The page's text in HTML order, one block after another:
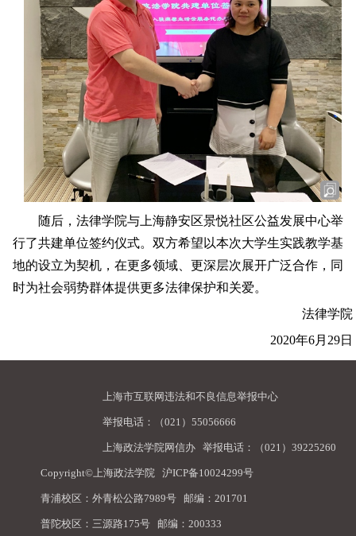
随后，法律学院与上海静安区景悦社区公益发展中心举
行了共建单位签约仪式。双方希望以本次大学生实践教学基
地的设立为契机，在更多领域、更深层次展开广泛合作，同
时为社会弱势群体提供更多法律保护和关爱。
法律学院
2020年6月 29日
上海市互联网违法和不良信息举报中心
举报电话：（021）55056666
上海政法学院网信办 举报电话：（021）39225260
Copyright©上海政法学院 沪ICP备10024299号
青浦校区：外青松公路7989号 邮编：201701
普陀校区：三源路175号 邮编：200333